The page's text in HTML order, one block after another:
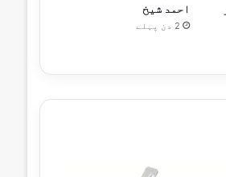
احمد شیخ
2 دن پہلے